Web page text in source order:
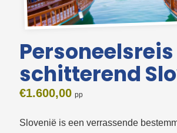
schitterend
€1.600,00
Slovenië is een verrassende